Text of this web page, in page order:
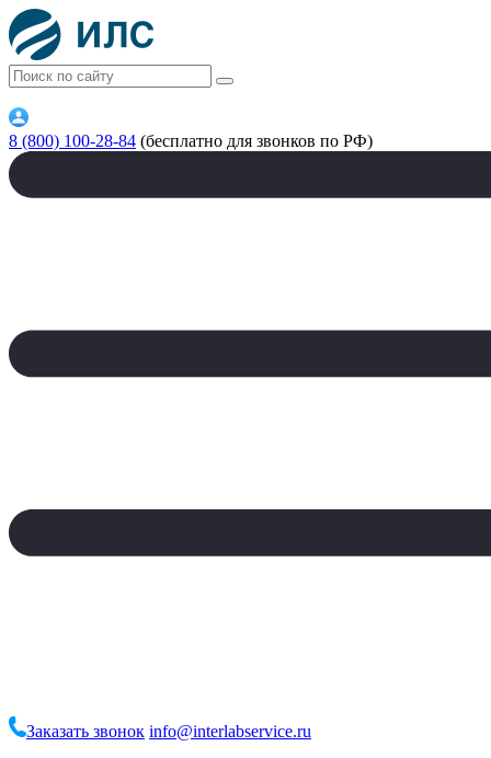
8 (800) 100-28-84 (бесплатно для звонков по РФ)
Заказать звонок info@interlabservice.ru